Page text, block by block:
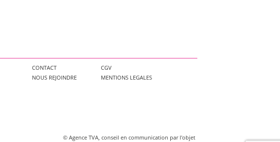
CONTACT
NOUS REJOINDRE
CGV
MENTIONS LEGALES
© Agence TVA, conseil en communication par l'objet